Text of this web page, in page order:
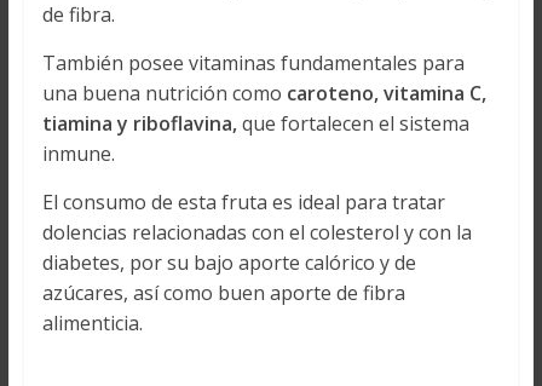
de fibra.
También posee vitaminas fundamentales para
una buena nutrición como caroteno, vitamina C,
tiamina y riboflavina,que fortalecen el sistema
inmune.
El consumo de esta fruta es ideal para tratar
dolencias relacionadas con el colesterol y con la
diabetes, por su bajo aporte calórico y de
azúcares, así como buen aporte de fibra
alimenticia.